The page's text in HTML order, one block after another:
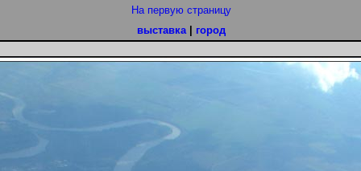
На первую страницу
выставка| город